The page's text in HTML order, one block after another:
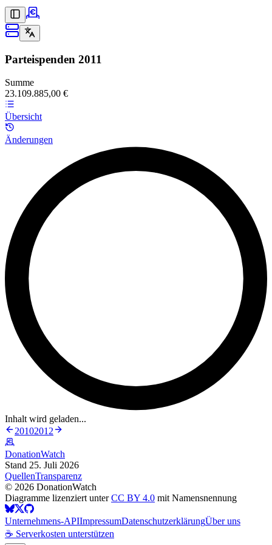
Parteispenden 2011
Summe
23.109.885,00 €
Übersicht
Änderungen
Inhalt wird geladen...
20102012
DonationWatch
Stand 25. Juli 2026
QuellenTransparenz
© 2026 DonationWatch
Diagramme lizenziert unterCC BY 4.0 mit Namensnennung
Unternehmens-APIImpressumDatenschutzerklärungÜber uns
☕ Serverkosten unterstützen